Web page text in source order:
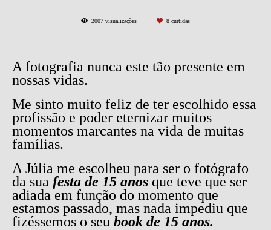
2007 visualizações 8 curtidas
A fotografia nunca este tão presente em
nossas vidas.
Me sinto muito feliz de ter escolhido essa
profissão e poder eternizar muitos
momentos marcantes na vida de muitas
famílias.
A Júlia me escolheu para ser o fotógrafo
da sua festa de 15 anos que teve que ser
adiada em função do momento que
estamos passado, mas nada impediu que
fizéssemos o seu book de 15 anos.